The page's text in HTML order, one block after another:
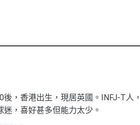
後，香港出生，現居英國。INFJ-T人
，喜好甚多但能力太少。